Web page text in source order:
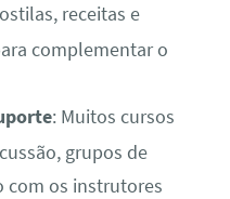
receitas e
complementar o
: Muitos cursos
grupos de
com os instrutores